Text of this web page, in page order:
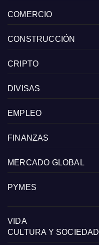
COMERCIO
CONSTRUCCIÓN
CRIPTO
DIVISAS
EMPLEO
FINANZAS
MERCADO GLOBAL
PYMES
VIDA
CULTURA Y SOCIEDAD